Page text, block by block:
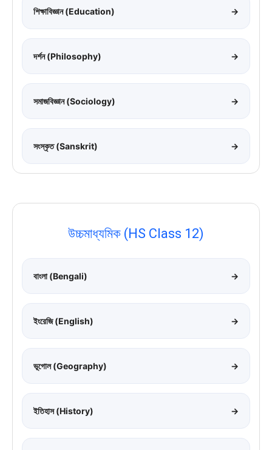
শিক্ষাবিজ্ঞান (Education) →
দর্শন (Philosophy) →
সমাজবিজ্ঞান (Sociology) →
সংস্কৃত (Sanskrit) →
উচ্চমাধ্যমিক (HS Class 12)
বাংলা (Bengali) →
ইংরেজি (English) →
ভূগোল (Geography) →
ইতিহাস (History) →